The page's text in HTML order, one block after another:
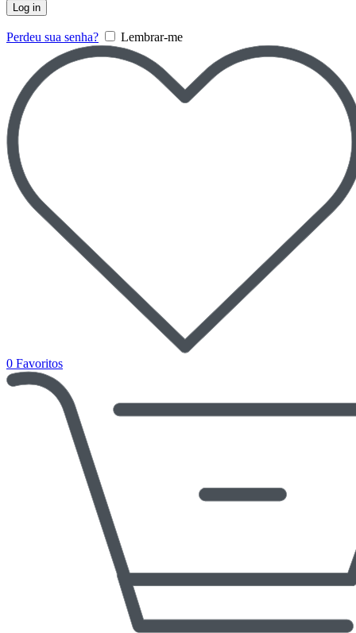
Log in
Perdeu sua senha? Lembrar-me
0 Favoritos